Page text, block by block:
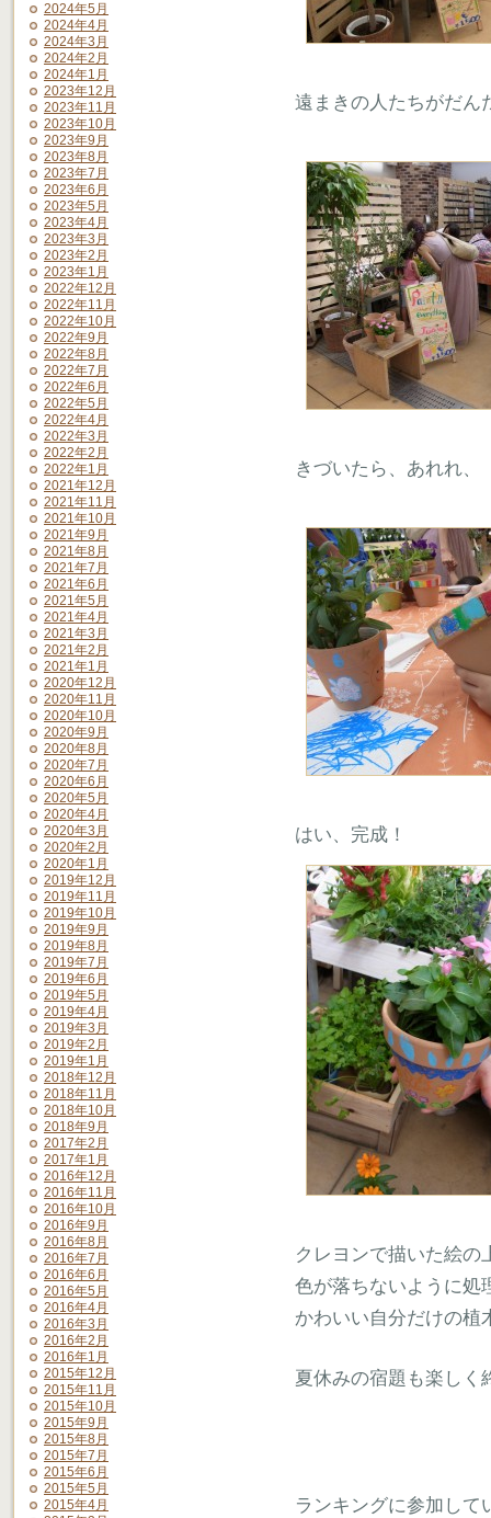
2024年5月
2024年4月
2024年3月
2024年2月
2024年1月
2023年12月
2023年11月
2023年10月
2023年9月
2023年8月
2023年7月
2023年6月
2023年5月
2023年4月
2023年3月
2023年2月
2023年1月
2022年12月
2022年11月
2022年10月
2022年9月
2022年8月
2022年7月
2022年6月
2022年5月
2022年4月
2022年3月
2022年2月
2022年1月
2021年12月
2021年11月
2021年10月
2021年9月
2021年8月
2021年7月
2021年6月
2021年5月
2021年4月
2021年3月
2021年2月
2021年1月
2020年12月
2020年11月
2020年10月
2020年9月
2020年8月
2020年7月
2020年6月
2020年5月
2020年4月
2020年3月
2020年2月
2020年1月
2019年12月
2019年11月
2019年10月
2019年9月
2019年8月
2019年7月
2019年6月
2019年5月
2019年4月
2019年3月
2019年2月
2019年1月
2018年12月
2018年11月
2018年10月
2018年9月
2017年2月
2017年1月
2016年12月
2016年11月
2016年10月
2016年9月
2016年8月
2016年7月
2016年6月
2016年5月
2016年4月
2016年3月
2016年2月
2016年1月
2015年12月
2015年11月
2015年10月
2015年9月
2015年8月
2015年7月
2015年6月
2015年5月
2015年4月
遠まきの人たちがだん
きづいたら、あれれ
はい、完成！
クレヨンで描いた絵の
色が落ちないように処
かわいい自分だけの植
夏休みの宿題も楽しく
ランキングに参加して